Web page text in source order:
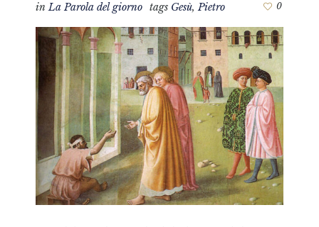
inLa Parola del giorno tags Gesù,Pietro 0